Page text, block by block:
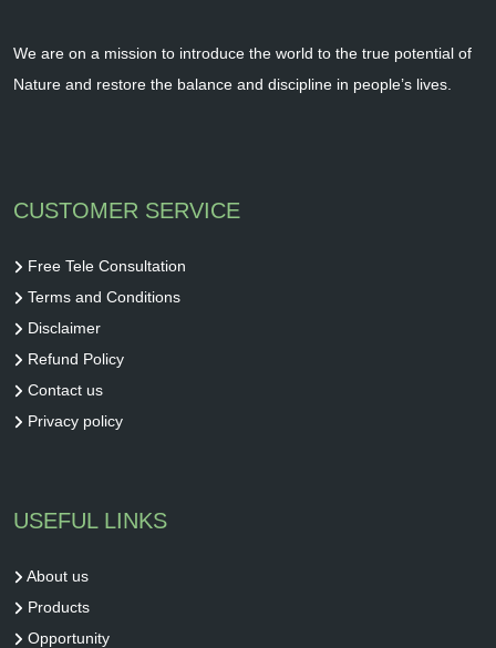
We are on a mission to introduce the world to the true potential of
Nature and restore the balance and discipline in people’s lives.
CUSTOMER SERVICE
Free Tele Consultation
Terms and Conditions
Disclaimer
Refund Policy
Contact us
Privacy policy
USEFUL LINKS
About us
Products
Opportunity